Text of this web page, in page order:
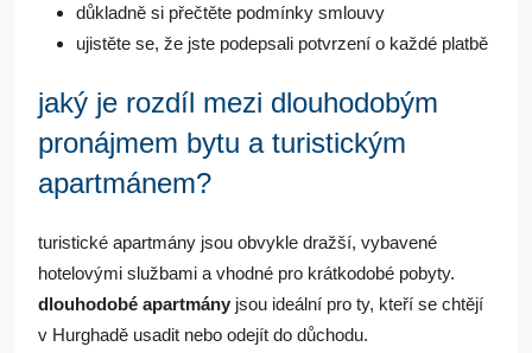
důkladně si přečtěte podmínky smlouvy
ujistěte se, že jste podepsali potvrzení o každé platbě
jaký je rozdíl mezi dlouhodobým
pronájmem bytu a turistickým
apartmánem?
turistické apartmány jsou obvykle dražší, vybavené
hotelovými službami a vhodné pro krátkodobé pobyty.
dlouhodobé apartmány jsou ideální pro ty, kteří se chtějí
v Hurghadě usadit nebo odejít do důchodu.